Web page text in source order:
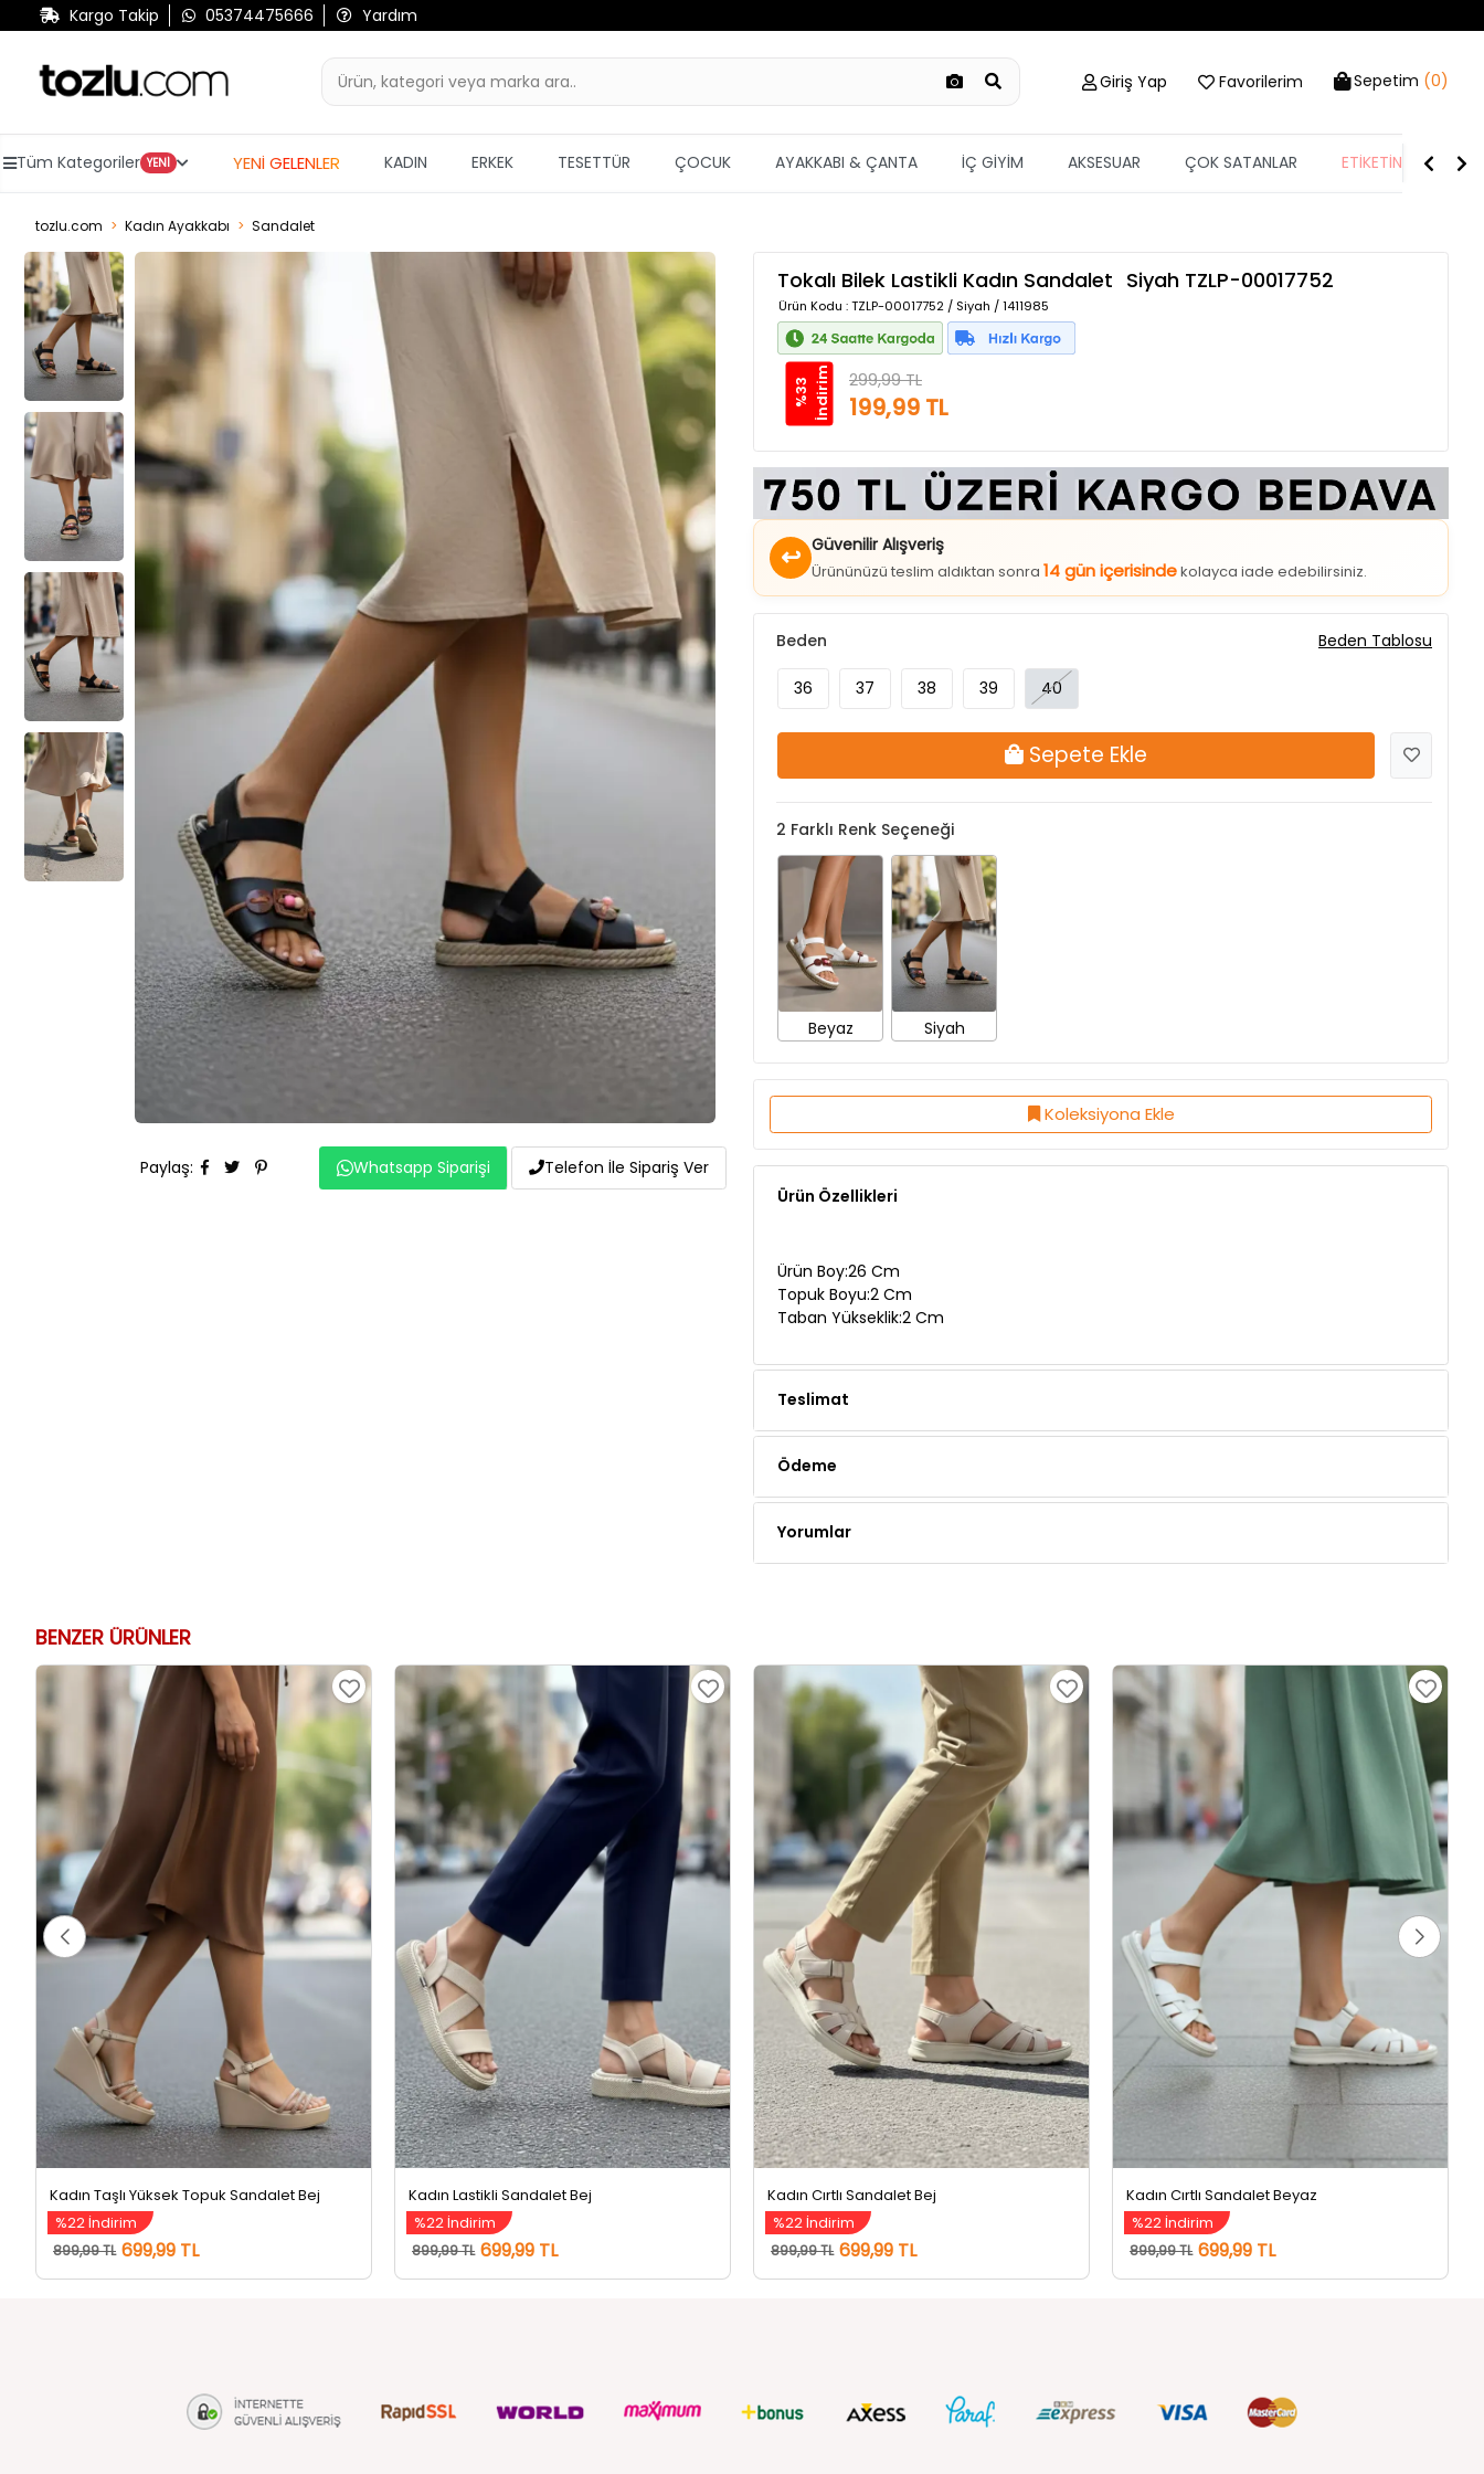
Kargo Takip 05374475666 Yardım
Giriş Yap Favorilerim Sepetim (0)
Tüm Kategoriler YENİ YENİ GELENLER KADIN ERKEK TESETTÜR ÇOCUK AYAKKABI & ÇANTA İÇ GİYİM AKSESUAR ÇOK SATANLAR ETİKETİN YARISI
tozlu.com Kadın Ayakkabı Sandalet
Paylaş: Whatsapp Siparişi Telefon İle Sipariş Ver
Tokalı Bilek Lastikli Kadın Sandalet Siyah TZLP-00017752
Ürün Kodu : TZLP-00017752 / Siyah / 1411985
%
3
3
İ
n
d
i
r
i m 299,99 TL
199,99 TL
↩ Güvenilir Alışveriş
Ürününüzü teslim aldıktan sonra 14 gün içerisindekolayca iade edebilirsiniz.
Beden
36 37 38 39 40
Beden Tablosu
Sepete Ekle
2 Farklı Renk Seçeneği
Beyaz Siyah
Koleksiyona Ekle
Ürün Özellikleri
Ürün Boy:26 Cm
Topuk Boyu:2 Cm
Taban Yükseklik:2 Cm
Teslimat
Ödeme
Yorumlar
BENZER ÜRÜNLER
Kadın Taşlı Yüksek Topuk Sandalet Bej
%22 İndirim
899,99 TL 699,99 TL
Kadın Lastikli Sandalet Bej
%22 İndirim
899,99 TL 699,99 TL
Kadın Cırtlı Sandalet Bej
%22 İndirim
899,99 TL 699,99 TL
Kadın Cırtlı Sandalet Beyaz
%22 İndirim
899,99 TL 699,99 TL